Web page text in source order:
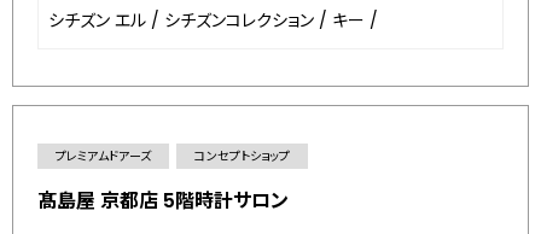
シチズン エル / シチズンコレクション / キー /
プレミアムドアーズ コンセプトショップ
髙島屋 京都店 5階時計サロン